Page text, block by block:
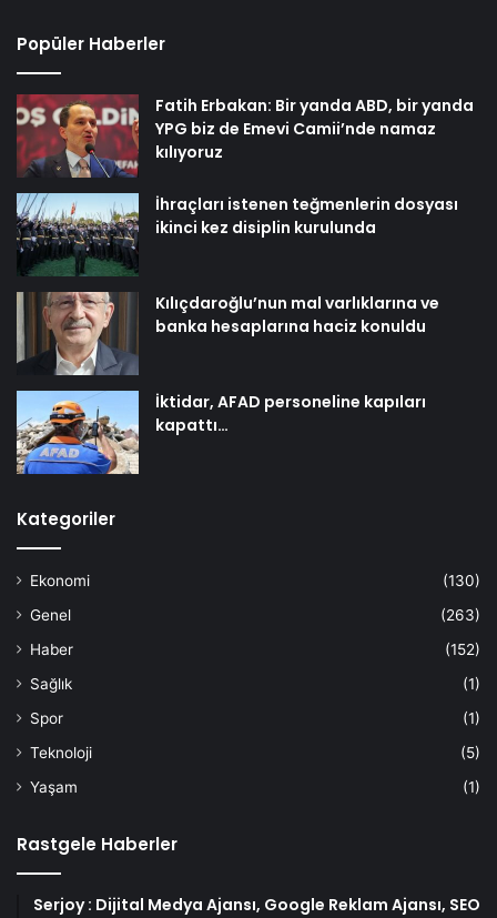
Popüler Haberler
Fatih Erbakan: Bir yanda ABD, bir yanda
YPG biz de Emevi Camii’nde namaz
kılıyoruz
İhraçları istenen teğmenlerin dosyası
ikinci kez disiplin kurulunda
Kılıçdaroğlu’nun mal varlıklarına ve
banka hesaplarına haciz konuldu
İktidar, AFAD personeline kapıları
kapattı…
Kategoriler
Ekonomi
(130)
Genel
(263)
Haber
(152)
Sağlık
(1)
Spor
(1)
Teknoloji
(5)
Yaşam
(1)
Rastgele Haberler
Serjoy : Dijital Medya Ajansı, Google Reklam Ajansı, SEO